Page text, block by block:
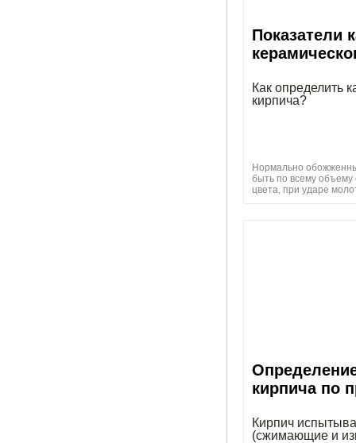
Показатели
Как определить
кирпича?
Нормально
быть по всему объему
цвета, при ударе
кирпича по
Кирпич
(сжимающие и